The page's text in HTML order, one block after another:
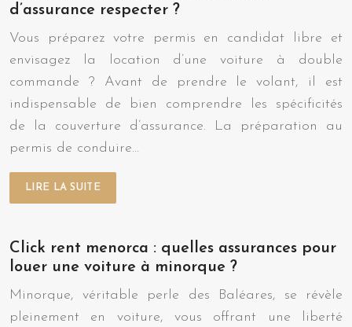
d’assurance respecter ?
Vous préparez votre permis en candidat libre et
envisagez la location d’une voiture à double
commande ? Avant de prendre le volant, il est
indispensable de bien comprendre les spécificités
de la couverture d’assurance. La préparation au
permis de conduire…
LIRE LA SUITE
Click rent menorca : quelles assurances pour
louer une voiture à minorque ?
Minorque, véritable perle des Baléares, se révèle
pleinement en voiture, vous offrant une liberté